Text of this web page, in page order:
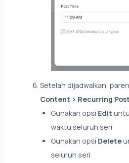
Setelah dijadwalkan,
Content > Recurring
Gunakan opsi Edit
waktu seluruh seri
Gunakan opsi Delete
seluruh seri